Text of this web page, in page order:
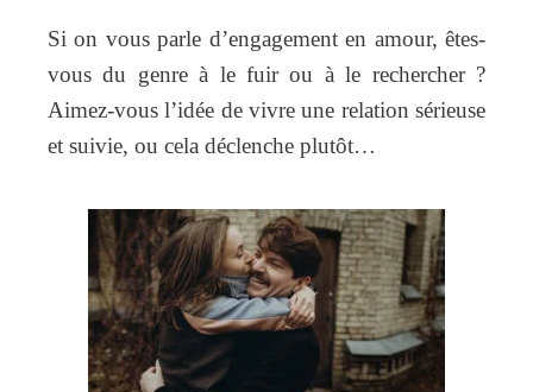
Si on vous parle d’engagement en amour, êtes-
vous du genre à le fuir ou à le rechercher ?
Aimez-vous l’idée de vivre une relation sérieuse
et suivie, ou cela déclenche plutôt…